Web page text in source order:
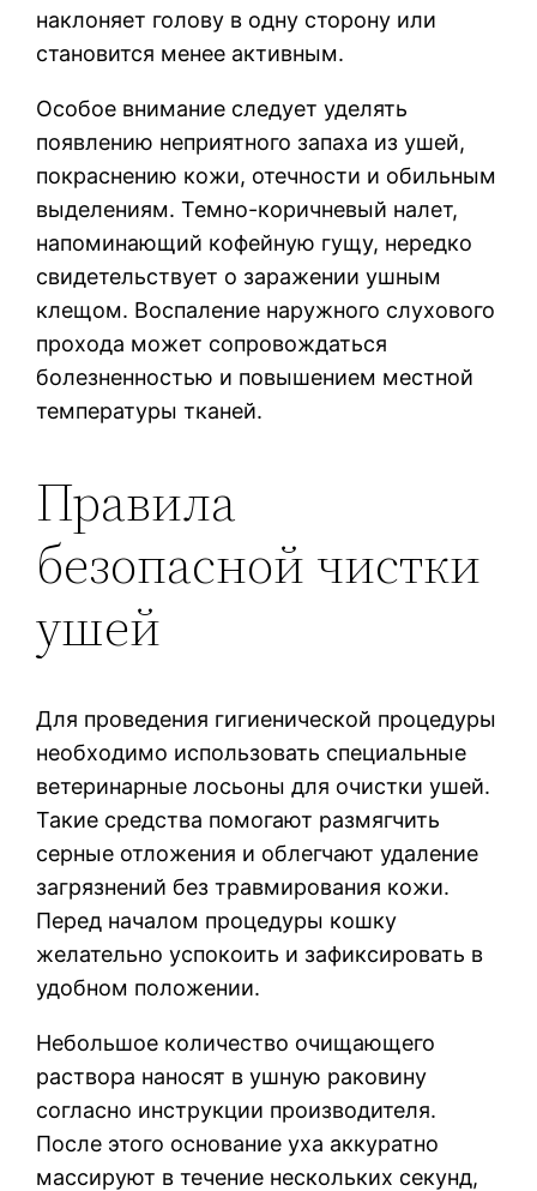
наклоняет голову в одну сторону или
становится менее активным.
Особое внимание следует уделять
появлению неприятного запаха из ушей,
покраснению кожи, отечности и обильным
выделениям. Темно-коричневый налет,
напоминающий кофейную гущу, нередко
свидетельствует о заражении ушным
клещом. Воспаление наружного слухового
прохода может сопровождаться
болезненностью и повышением местной
температуры тканей.
Правила
безопасной чистки
ушей
Для проведения гигиенической процедуры
необходимо использовать специальные
ветеринарные лосьоны для очистки ушей.
Такие средства помогают размягчить
серные отложения и облегчают удаление
загрязнений без травмирования кожи.
Перед началом процедуры кошку
желательно успокоить и зафиксировать в
удобном положении.
Небольшое количество очищающего
раствора наносят в ушную раковину
согласно инструкции производителя.
После этого основание уха аккуратно
массируют в течение нескольких секунд,